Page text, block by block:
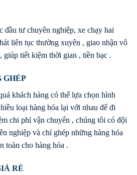
đầu tư chuyên nghiệp, xe chạy hai
liên tục thường xuyên , giao nhận vô
giúp tiết kiệm thời gian , tiền bạc .
GHÉP
khách hàng có thể lựa chọn hình
loại hàng hóa lại với nhau để đi
chi phí vận chuyển , chúng tôi có đội
nghiệp và chỉ ghép những hàng hóa
toàn cho hàng hóa .
RẺ